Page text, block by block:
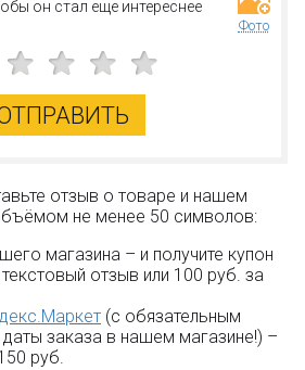
он стал еще интереснее
Фото
отзыв о товаре и нашем
не менее 50 символов:
магазина – и получите купон
отзыв или 100 руб. за
(с обязательным
заказа в нашем магазине!) –
руб.